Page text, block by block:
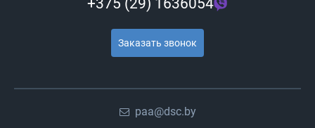
+375 (29) 1636054
Заказать звонок
paa@dsc.by